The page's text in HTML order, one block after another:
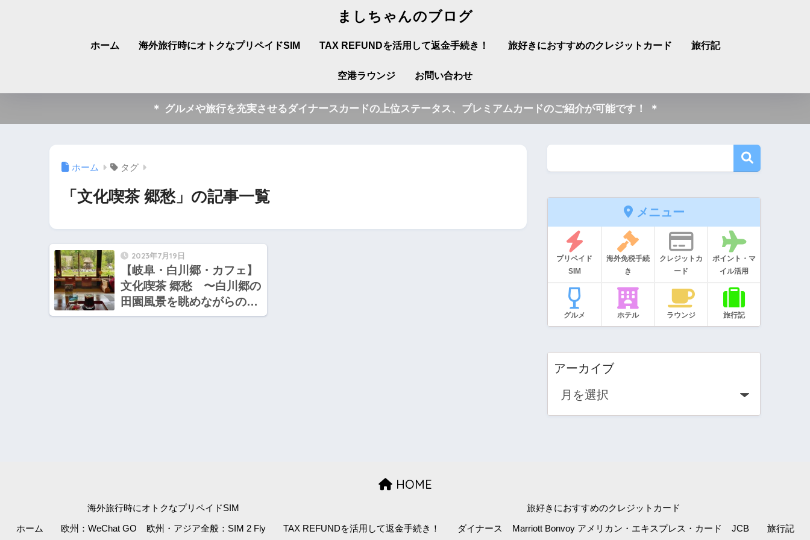
ましちゃんのブログ
ホーム 海外旅行時にオトクなプリペイドSIM TAX REFUNDを活用して返金手続き！ 旅好きにおすすめのクレジットカード 旅行記
空港ラウンジ お問い合わせ
＊ グルメや旅行を充実させるダイナースカードの上位ステータス、プレミアムカードのご紹介が可能です！ ＊
ホーム タグ
「文化喫茶 郷愁」の記事一覧
2023年7月19日
【岐阜・白川郷・カフェ】
文化喫茶 郷愁 〜白川郷の
田園風景を眺めながらのコ
ーヒー
メニュー
プリペイド
SIM
海外免税手続
き
クレジットカ
ード
ポイント・マ
イル活用
グルメ ホテル ラウンジ 旅行記
アーカイブ
HOME
ホーム
海外旅行時にオトクなプリペイドSIM
欧州：WeChat GO 欧州・アジア全般：SIM 2 Fly TAX REFUNDを活用して返金手続き！
旅好きにおすすめのクレジットカード
ダイナース Marriott Bonvoy アメリカン・エキスプレス・カード JCB 旅行記